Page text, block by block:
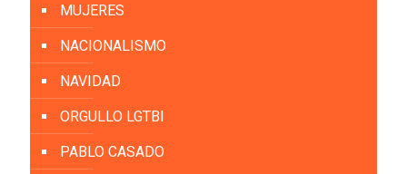
MUJERES
NACIONALISMO
NAVIDAD
ORGULLO LGTBI
PABLO CASADO